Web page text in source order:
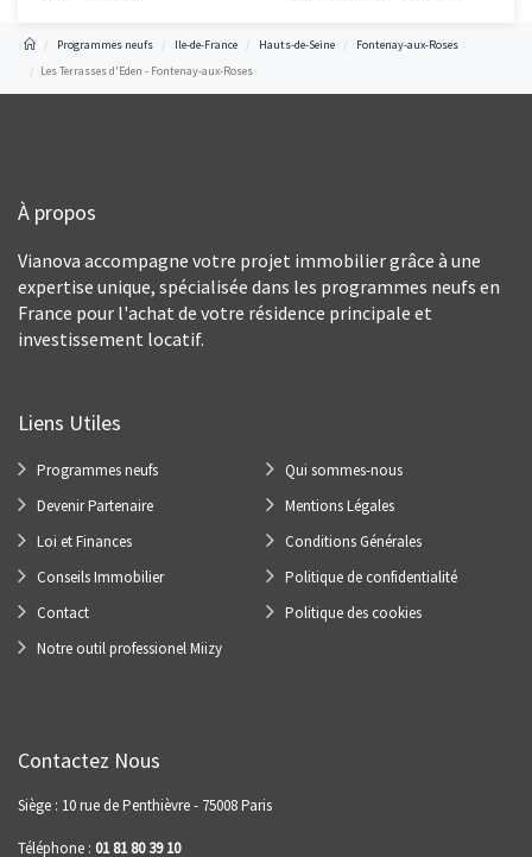
Programmes neufs Ile-de-France Hauts-de-Seine
Fontenay-aux-Roses
Les Terrasses d'Eden - Fontenay-aux-Roses
À propos
Vianova accompagne votre projet immobilier grâce à une
expertise unique, spécialisée dans les programmes neufs en
France pour l'achat de votre résidence principale et
investissement locatif.
Liens Utiles
Programmes neufs
Devenir Partenaire
Loi et Finances
Conseils Immobilier
Contact
Notre outil professionel Miizy
Qui sommes-nous
Mentions Légales
Conditions Générales
Politique de confidentialité
Politique des cookies
Contactez Nous
Siège : 10 rue de Penthièvre - 75008 Paris
Téléphone : 01 81 80 39 10